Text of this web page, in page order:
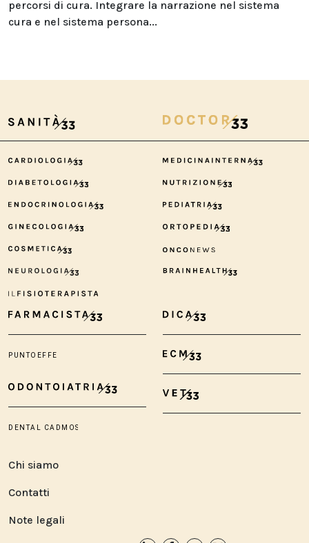
percorsi di cura. Integrare la narrazione nel sistema
cura e nel sistema persona...
Chi siamo
Contatti
Note legali